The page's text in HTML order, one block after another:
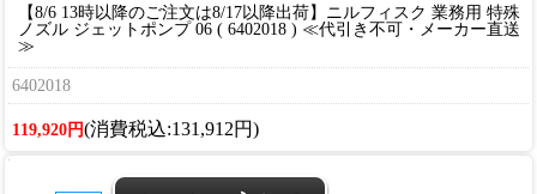
【8/6 13時以降のご注文は8/17以降出荷】ニルフィスク 業務用 特殊
ノズル ジェットポンプ 06 ( 6402018 ) ≪代引き不可・メーカー直送
≫
6402018
119,920円(消費税込:131,912円)